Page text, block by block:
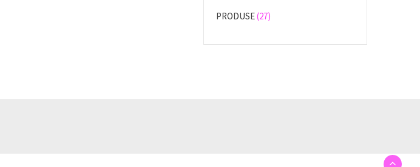
PRODUSE(27)